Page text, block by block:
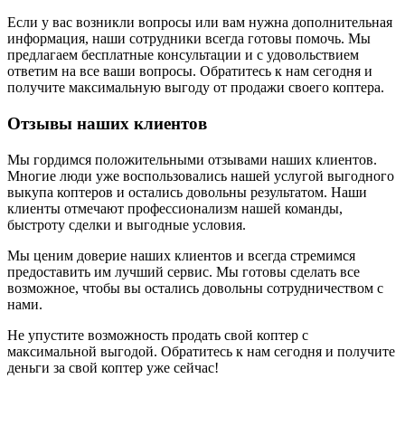
Если у вас возникли вопросы или вам нужна дополнительная
информация, наши сотрудники всегда готовы помочь. Мы
предлагаем бесплатные консультации и с удовольствием
ответим на все ваши вопросы. Обратитесь к нам сегодня и
получите максимальную выгоду от продажи своего коптера.
Отзывы наших клиентов
Мы гордимся положительными отзывами наших клиентов.
Многие люди уже воспользовались нашей услугой выгодного
выкупа коптеров и остались довольны результатом. Наши
клиенты отмечают профессионализм нашей команды,
быстроту сделки и выгодные условия.
Мы ценим доверие наших клиентов и всегда стремимся
предоставить им лучший сервис. Мы готовы сделать все
возможное, чтобы вы остались довольны сотрудничеством с
нами.
Не упустите возможность продать свой коптер с
максимальной выгодой. Обратитесь к нам сегодня и получите
деньги за свой коптер уже сейчас!